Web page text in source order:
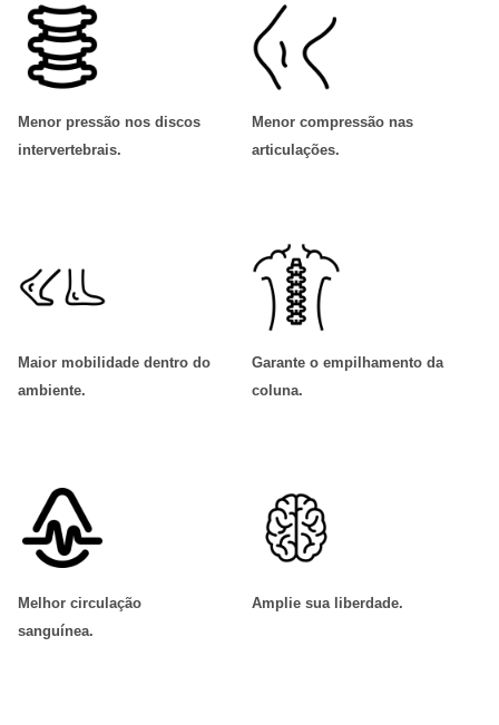
Menor pressão nos discos
intervertebrais.
Menor compressão nas
articulações.
Maior mobilidade dentro do
ambiente.
Garante o empilhamento da
coluna.
Melhor circulação
sanguínea.
Amplie sua liberdade.